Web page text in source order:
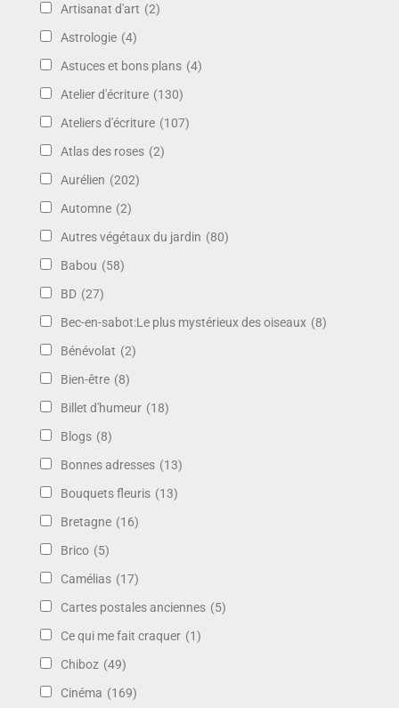
Artisanat d'art (2)
Astrologie (4)
Astuces et bons plans (4)
Atelier d'écriture (130)
Ateliers d'écriture (107)
Atlas des roses (2)
Aurélien (202)
Automne (2)
Autres végétaux du jardin (80)
Babou (58)
BD (27)
Bec-en-sabot:Le plus mystérieux des oiseaux (8)
Bénévolat (2)
Bien-être (8)
Billet d'humeur (18)
Blogs (8)
Bonnes adresses (13)
Bouquets fleuris (13)
Bretagne (16)
Brico (5)
Camélias (17)
Cartes postales anciennes (5)
Ce qui me fait craquer (1)
Chiboz (49)
Cinéma (169)